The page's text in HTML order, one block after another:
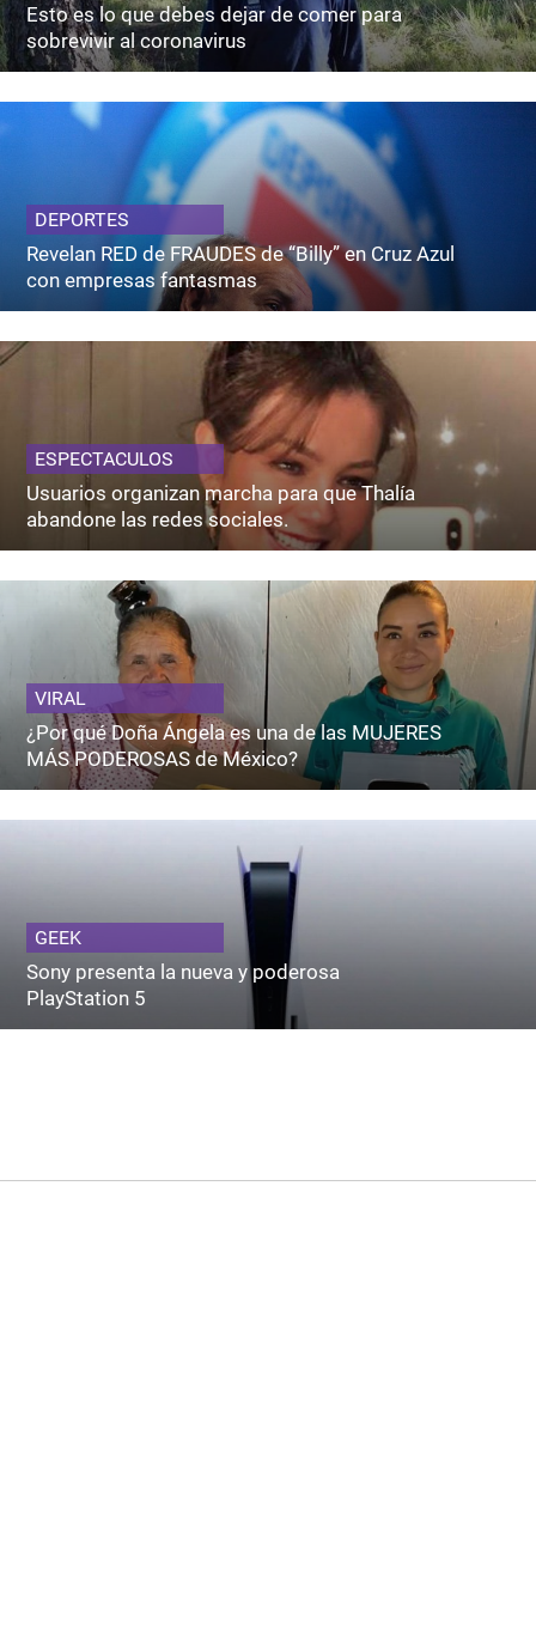
Esto es lo que debes dejar de comer para
sobrevivir al coronavirus
DEPORTES
Revelan RED de FRAUDES de “Billy” en Cruz Azul
con empresas fantasmas
ESPECTACULOS
Usuarios organizan marcha para que Thalía
abandone las redes sociales.
VIRAL
¿Por qué Doña Ángela es una de las MUJERES
MÁS PODEROSAS de México?
GEEK
Sony presenta la nueva y poderosa
PlayStation 5